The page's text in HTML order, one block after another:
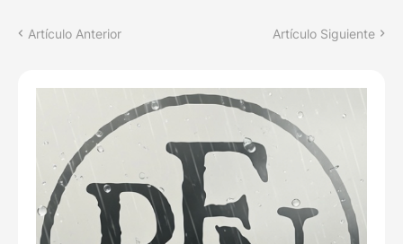
Artículo Anterior Artículo Siguiente